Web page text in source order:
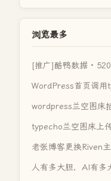
浏览最多
[推广]酷鸭数据 ·
WordPress首页调用
wordpress兰空图床
typecho兰空图床上
老张博客更换Riven主
人有多大胆，AI有多